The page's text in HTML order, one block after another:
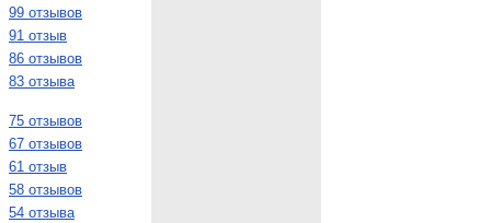
99 отзывов
91 отзыв
86 отзывов
83 отзыва
75 отзывов
67 отзывов
61 отзыв
58 отзывов
54 отзыва